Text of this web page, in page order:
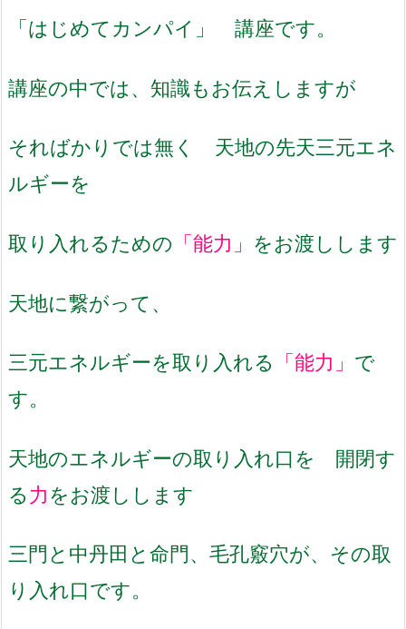
「はじめてカンパイ」 講座です。
講座の中では、知識もお伝えしますが
そればかりでは無く 天地の先天三元エネ
ルギーを
取り入れるための 「能力」 をお渡しします
天地に繋がって、
三元エネルギーを取り入れる 「能力」 で
す。
天地のエネルギーの取り入れ口を 開閉す
る 力をお渡しします
三門と中丹田と命門、毛孔竅穴が、その取
り入れ口です。